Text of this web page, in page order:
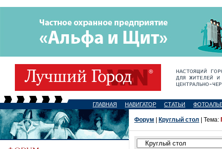
ГЛАВНАЯ НАВИГАТОР СТАТЬИ
Форум Круглый стол | Тема: